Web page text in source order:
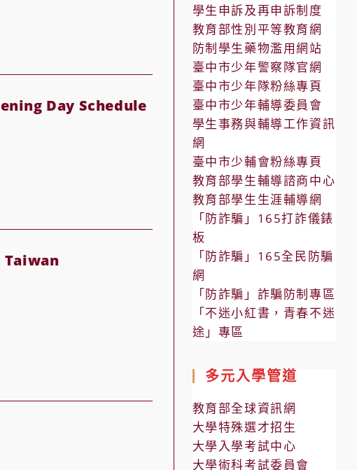
Day Schedule
Taiwan
學生申訴及再申訴制度
教育部性別平等教育網
防制學生藥物濫用網站
臺中市少年警察隊官網
臺中市少年隊粉絲專頁
臺中市少年輔導委員會
學生事務與輔導工作資訊
網
臺中市少輔會粉絲專頁
教育部學生輔導諮商中心
教育部學生生涯輔導網
「防詐騙」165打詐儀錶
板
「防詐騙」165全民防騙
網
「防詐騙」詐騙防制專區
「不迷小紅書，青春不迷
途」專區
多元入學管道
教育部全球資訊網
大學特殊選才招生
大學入學考試中心
大學術科考試委員會